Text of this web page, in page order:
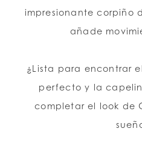
impresionante corpiño
añade
¿Lista para encontrar
perfecto y la
completar el look de